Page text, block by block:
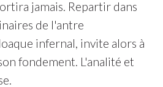
jamais. Repartir dans
de l'antre
infernal, invite alors à
fondement. L'analité et